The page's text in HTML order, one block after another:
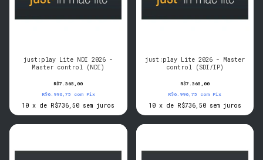
just:play Lite NDI 2026 -
Master control (NDI)
R$7.365,00
R$6.996,75
com Pix
10 x de R$736,50 sem juros
just:play Lite 2026 - Master
control (SDI/IP)
R$7.365,00
R$6.996,75 com Pix
10 x de R$736,50 sem juros